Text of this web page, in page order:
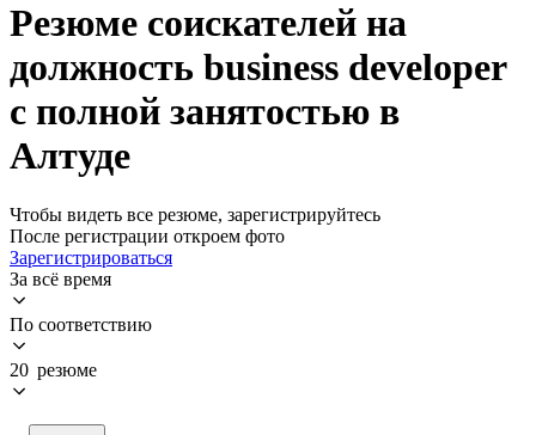
Резюме соискателей на
должность business developer
с полной занятостью в
Алтуде
Чтобы видеть все резюме, зарегистрируйтесь
После регистрации откроем фото
Зарегистрироваться
За всё время
По соответствию
20 резюме